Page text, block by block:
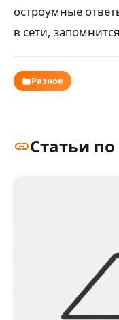
остроумные
в сети,
Разное
Статьи